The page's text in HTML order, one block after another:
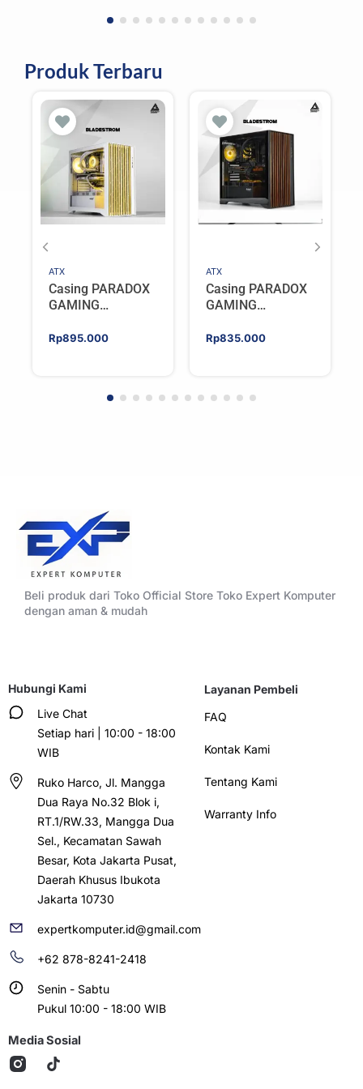
Produk Terbaru
ATX
Casing PARADOX
GAMING
Aesthetic PC Case
Rp895.000
ATX
Casing PARADOX
GAMING
Aesthetic PC Case
Rp835.000
Beli produk dari Toko Official Store Toko Expert Komputer
dengan aman & mudah
Hubungi Kami
Live Chat
Setiap hari | 10:00 - 18:00
WIB
Ruko Harco, Jl. Mangga
Dua Raya No.32 Blok i,
RT.1/RW.33, Mangga Dua
Sel., Kecamatan Sawah
Besar, Kota Jakarta Pusat,
Daerah Khusus Ibukota
Jakarta 10730
expertkomputer.id@gmail.com
+62 878-8241-2418
Senin - Sabtu
Pukul 10:00 - 18:00 WIB
Layanan Pembeli
FAQ
Kontak Kami
Tentang Kami
Warranty Info
Media Sosial